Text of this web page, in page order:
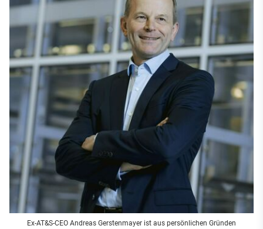
Ex-AT&S-CEO Andreas Gerstenmayer ist aus persönlichen Gründen